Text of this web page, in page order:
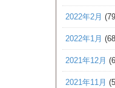
2022年2月
2022年1月
2021年12月
2021年11月